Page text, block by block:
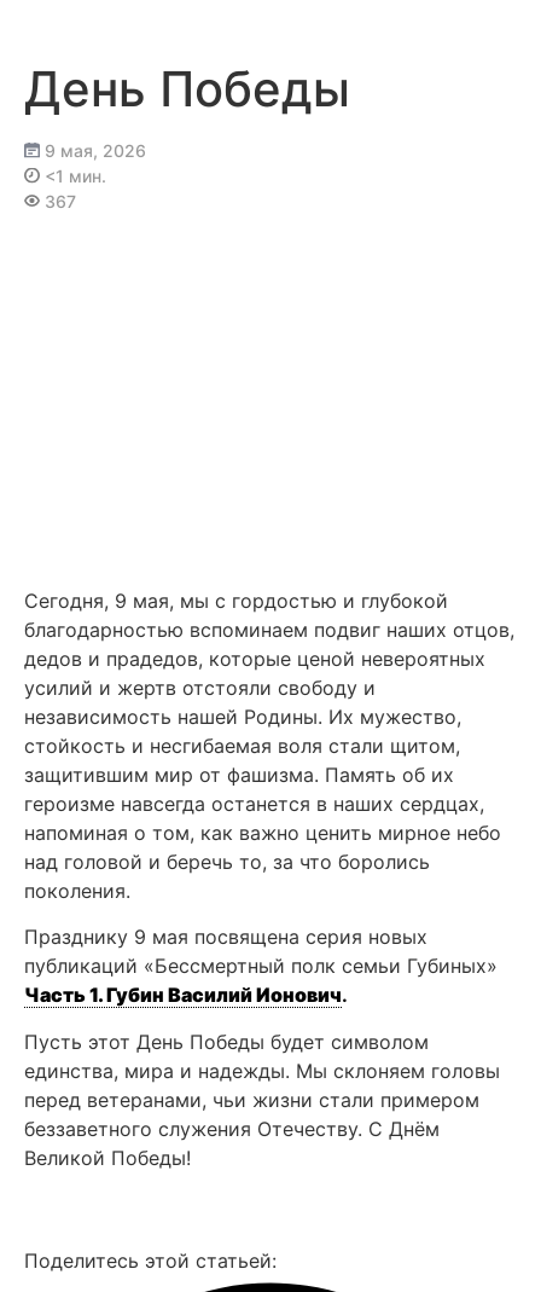
содержимому
День Победы
9 мая, 2026
<1 мин.
367
Сегодня, 9 мая, мы с гордостью и глубокой
благодарностью вспоминаем подвиг наших отцов,
дедов и прадедов, которые ценой невероятных
усилий и жертв отстояли свободу и
независимость нашей Родины. Их мужество,
стойкость и несгибаемая воля стали щитом,
защитившим мир от фашизма. Память об их
героизме навсегда останется в наших сердцах,
напоминая о том, как важно ценить мирное небо
над головой и беречь то, за что боролись
поколения.
Празднику 9 мая посвящена серия новых
публикаций «Бессмертный полк семьи Губиных»
Часть 1. Губин Василий Ионович.
Пусть этот День Победы будет символом
единства, мира и надежды. Мы склоняем головы
перед ветеранами, чьи жизни стали примером
беззаветного служения Отечеству. С Днём
Великой Победы!
Поделитесь этой статьей: